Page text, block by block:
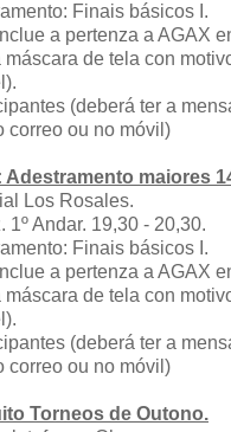
Finais básicos I.
a pertenza a AGAX
de tela con
(deberá ter a
correo ou no móvil)
Adestramento maiores
Los Rosales.
1º Andar. 19,30 - 20,30.
Finais básicos I.
a pertenza a AGAX
de tela con
(deberá ter a
correo ou no móvil)
Torneos de Outono.